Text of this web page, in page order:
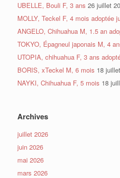
UBELLE, Bouli F, 3 ans 26 juillet
MOLLY, Teckel F, 4 mois adoptée
ANGELO, Chihuahua M, 1.5 an
TOKYO, Épagneul japonais M, 4
UTOPIA, chihuahua F, 3 ans
BORIS, xTeckel M, 6 mois 18
NAYKI, Chihuahua F, 5 mois 18
Archives
juillet 2026
juin 2026
mai 2026
mars 2026